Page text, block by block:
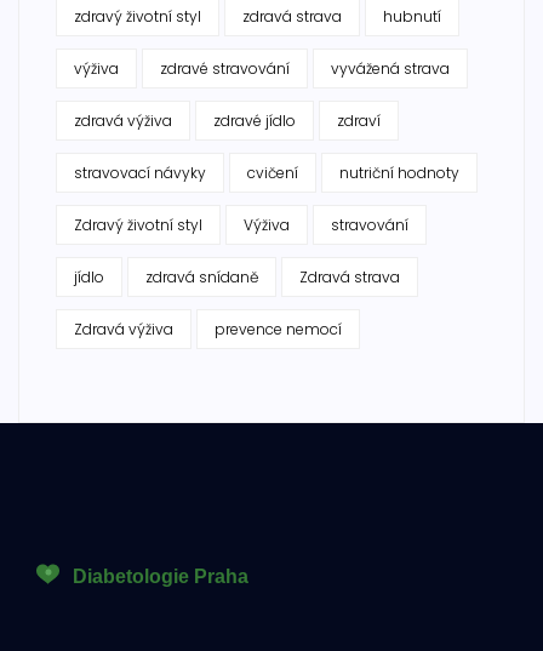
zdravý životní styl zdravá strava hubnutí
výživa zdravé stravování vyvážená strava
zdravá výživa zdravé jídlo zdraví
stravovací návyky cvičení nutriční hodnoty
Zdravý životní styl Výživa stravování
jídlo zdravá snídaně Zdravá strava
Zdravá výživa prevence nemocí